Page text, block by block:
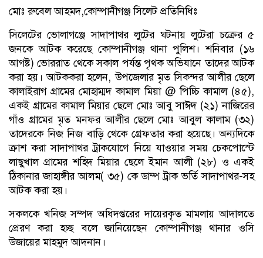
মোঃ রুবেল আহমদ,কোম্পানীগঞ্জ সিলেট প্রতিনিধিঃ
সিলেটের ভোলাগঞ্জে সাদাপাথর লুটের ঘটনায় লুটেরা চক্রের ৫
জনকে আটক করেছে কোম্পানীগঞ্জ থানা পুলিশ। শনিবার (১৬
আগষ্ট) ভোররাত থেকে সকাল পর্যন্ত পৃথক অভিযানে তাদের আটক
করা হয়। আটককরা হলেন, উপজেলার মৃত সিকন্দর আলীর ছেলে
কালাইরাগ গ্রামের মোহাম্মদ কামাল মিয়া @ পিচ্চি কামাল (৪৫),
একই গ্রামের কামাল মিয়ার ছেলে মোঃ আবু সাঈদ (২১) নাজিরের
গাঁও গ্রামের মৃত মনফর আলীর ছেলে মোঃ আবুল কালাম (৩২)
তাদেরকে নিজ নিজ বাড়ি থেকে গ্রেফতার করা হয়েছে। অন্যদিকে
ক্রাশ করা সাদাপাথর ট্রাকযোগে নিয়ে যাওয়ার সময় চেকপোস্টে
লাছুখাল গ্রামের শহিদ মিয়ার ছেলে ইমান আলী (২৮) ও একই
ঠিকানার জাহাঙ্গীর আলম( ৩৫) কে ডাম্প ট্রাক ভর্তি সাদাপাথর-সহ
আটক করা হয়।
সকলকে খনিজ সম্পদ অধিদপ্তরের দায়েরকৃত মামলায় আদালতে
প্রেরণ করা হচ্ছ বলে জানিয়েছেন কোম্পানীগঞ্জ থানার ওসি
উজায়ের মাহমুদ আদনান।